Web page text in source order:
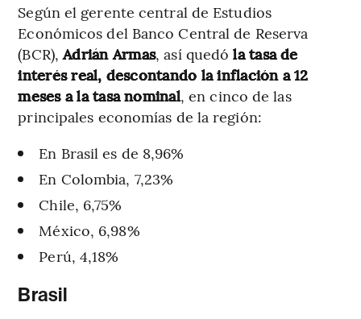
Según el gerente central de Estudios
Económicos del Banco Central de Reserva
(BCR), Adrián Armas, así quedóla tasa de
interés real, descontando la inflación a 12
meses a la tasa nominal, en cinco de las
principales economías de la región:
En Brasil es de 8,96%
En Colombia, 7,23%
Chile, 6,75%
México, 6,98%
Perú, 4,18%
Brasil